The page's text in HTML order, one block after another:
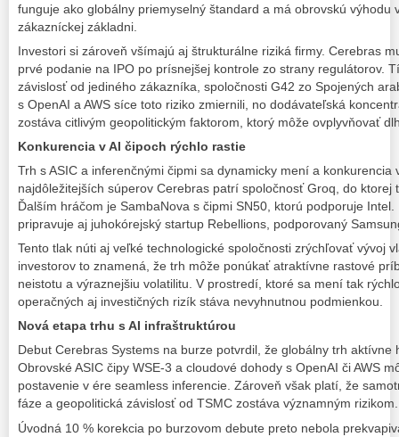
funguje ako globálny priemyselný štandard a má obrovskú výhodu
zákazníckej základni.
Investori si zároveň všímajú aj štrukturálne riziká firmy. Cerebras
prvé podanie na IPO po prísnejšej kontrole zo strany regulátorov.
závislosť od jediného zákazníka, spoločnosti G42 zo Spojených
s OpenAI a AWS síce toto riziko zmiernili, no dodávateľská
zostáva citlivým geopolitickým faktorom, ktorý môže ovplyvňovať
Konkurencia v AI čipoch rýchlo rastie
Trh s ASIC a inferenčnými čipmi sa dynamicky mení a
najdôležitejších súperov Cerebras patrí spoločnosť Groq, do ktorej
Ďalším hráčom je SambaNova s čipmi SN50, ktorú podporuje
pripravuje aj juhokórejský startup Rebellions, podporovaný
Tento tlak núti aj veľké technologické spoločnosti zrýchľovať vývoj
investorov to znamená, že trh môže ponúkať atraktívne rastové
neistotu a výraznejšiu volatilitu. V prostredí, ktoré sa mení tak
operačných aj investičných rizík stáva nevyhnutnou podmienkou.
Nová etapa trhu s AI infraštruktúrou
Debut Cerebras Systems na burze potvrdil, že globálny trh aktívne
Obrovské ASIC čipy WSE-3 a cloudové dohody s OpenAI či AWS
postavenie v ére seamless inferencie. Zároveň však platí, že
fáze a geopolitická závislosť od TSMC zostáva významným rizikom.
Úvodná 10 % korekcia po burzovom debute preto nebola